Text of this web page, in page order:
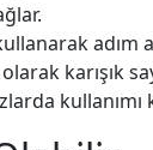
adım
karışık
kullanımı